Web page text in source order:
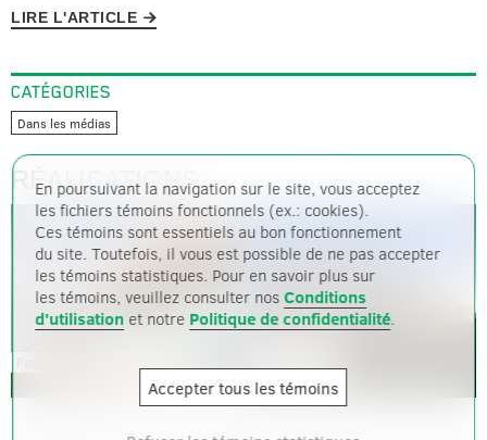
LIRE L'ARTICLE
CATÉGORIES
Dans les médias
RÉALISATIONS
Université Laval
En poursuivant la navigation sur le site, vous acceptez
les fichiers témoins fonctionnels (ex.: cookies).
Ces témoins sont essentiels au bon fonctionnement
du site. Toutefois, il vous est possible de ne pas accepter
les témoins statistiques. Pour en savoir plus sur
les témoins, veuillez consulter nosConditions
d'utilisation et notre Politique de confidentialité.
Accepter tous les témoins